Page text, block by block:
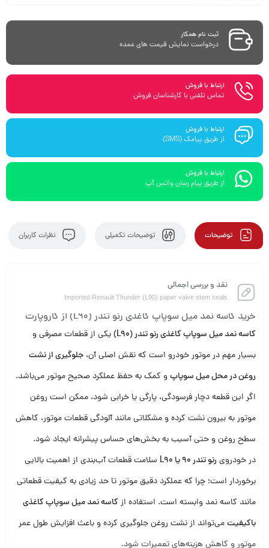
ثبت نام همکار
درخواست نمایش قیمت های عمده
ارتباط با فروش
تماس تلفنی با کارشناسان فروش
ارتباط با فروش
از طریق پیامک (SMS)
ارتباط با فروش
از طریق پیام رسان واتس آپ
توضیحات توضیحات تکمیلی نظرات کاربران
نقد و بررسی اجمالی
Imported Renault Thunder (L90) paper valve stem seals
خرید کاسه نمد میل سوپاپ کاغذی رنو تندر (L90) از کاروپارت
کاسه نمد میل سوپاپ کاغذی رنو تندر (L90)
یکی از قطعات مصرفی و
بسیار مهم در موتور خودرو است که نقش اصلی آن، جلوگیری از نشت
روغن در محل میل سوپاپو کمک به حفظ عملکرد صحیح موتور می‌باشد.
اگر این قطعه دچار فرسودگی، پارگی یا خرابی شود، ممکن است روغن
موتور به بیرون نشت کرده و مشکلاتی مانند آلودگی قطعات موتور، کاهش
سطح روغن و حتی آسیب به بخش‌های حساس پیشرانه ایجاد شود.
در خودروی رنو تندر 90 یا L90
سلامت قطعات آب‌بندی از اهمیت بالایی
برخوردار است؛ چرا که عملکرد دقیق موتور تا حد زیادی به کیفیت قطعاتی
مانند کاسه نمد وابسته است. استفاده از کاسه نمد میل سوپاپ کاغذی
باکیفیتمی‌تواند از نشت روغن جلوگیری کرده و باعث افزایش طول عمر
موتور و کاهش هزینه‌های تعمیرات شود.